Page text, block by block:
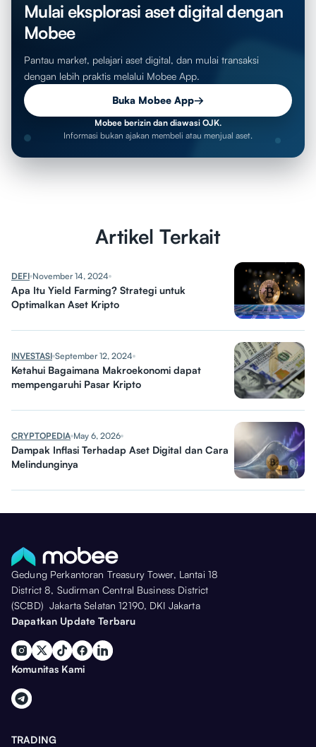
Mulai eksplorasi aset digital dengan
Mobee
Pantau market, pelajari aset digital, dan mulai transaksi
dengan lebih praktis melalui Mobee App.
Buka Mobee App→
Mobee berizin dan diawasi OJK.
Informasi bukan ajakan membeli atau menjual aset.
Artikel Terkait
DEFI November 14, 2024
Apa Itu Yield Farming? Strategi untuk
Optimalkan Aset Kripto
INVESTASI September 12, 2024
Ketahui Bagaimana Makroekonomi dapat
mempengaruhi Pasar Kripto
CRYPTOPEDIA May 6, 2026
Dampak Inflasi Terhadap Aset Digital dan Cara
Melindunginya
Gedung Perkantoran Treasury Tower, Lantai 18
District 8, Sudirman Central Business District
(SCBD) Jakarta Selatan 12190, DKI Jakarta
Dapatkan Update Terbaru
Komunitas Kami
TRADING